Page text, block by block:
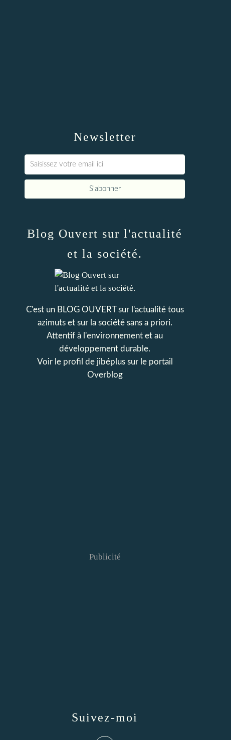
Newsletter
Blog Ouvert sur l'actualité
et la société.
C'est un BLOG OUVERT sur l'actualité tous
azimuts et sur la société sans a priori.
Attentif à l'environnement et au
développement durable.
Voir le profil de jibéplussur le portail
Overblog
Suivez-moi
Publicité